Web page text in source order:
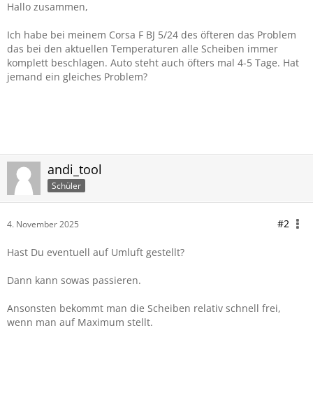
Hallo zusammen,
Ich habe bei meinem Corsa F BJ 5/24 des öfteren das Problem
das bei den aktuellen Temperaturen alle Scheiben immer
komplett beschlagen. Auto steht auch öfters mal 4-5 Tage. Hat
jemand ein gleiches Problem?
andi_tool
Schüler
4. November 2025 #2
Hast Du eventuell auf Umluft gestellt?
Dann kann sowas passieren.
Ansonsten bekommt man die Scheiben relativ schnell frei,
wenn man auf Maximum stellt.